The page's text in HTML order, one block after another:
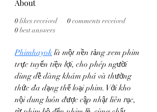
About
0likes received 0comments received
0best answers
Phimhayok là một nền tảng xem phim
trực tuyến tiện lợi, cho phép người
dùng dễ dàng khám phá và thưởng
thức đa dạng thể loại phim. Với kho
nội dung luôn được cập nhật liên tục,